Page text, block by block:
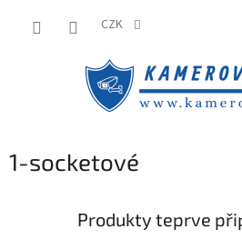
CZK
1-socketové
Produkty teprve